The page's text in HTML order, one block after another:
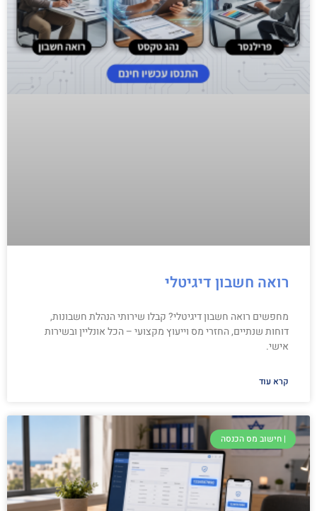
רואה חשבון דיגיטלי
מחפשים רואה חשבון דיגיטלי? קבלו שירותי הנהלת חשבונות,
דוחות שנתיים, החזרי מס וייעוץ מקצועי – הכל אונליין ובשירות
אישי.
קרא עוד
| חישוב מס הכנסה